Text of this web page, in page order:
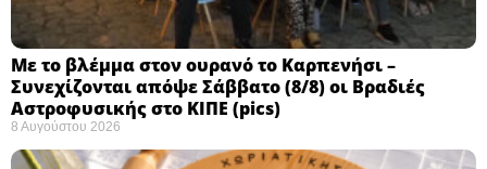
Με το βλέμμα στον ουρανό το Καρπενήσι –
Συνεχίζονται απόψε Σάββατο (8/8) οι Βραδιές
Αστροφυσικής στο ΚΙΠΕ (pics)
8 Αυγούστου 2026